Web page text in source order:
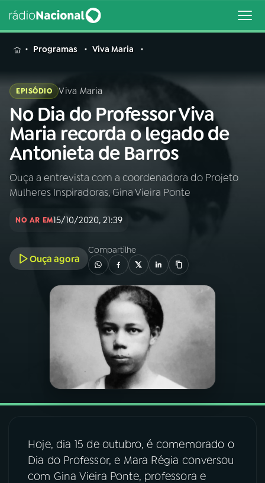
MENU
Buscar
na
Rádio
Nacional
Buscar
AO VIVO
INÍCIO
A RÁDIO
PROGRAMAÇÃO
PROGRAMAS
PODCASTS
07ÚLTIMAS
Programas Viva Maria
EPISÓDIO Viva Maria
No Dia do Professor Viva
Maria recorda o legado de
Antonieta de Barros
Ouça a entrevista com a coordenadora do Projeto
Mulheres Inspiradoras, Gina Vieira Ponte
NO AR EM15/10/2020, 21:39
Ouça agora
Compartilhe
Hoje, dia 15 de outubro, é comemorado o
Dia do Professor, e Mara Régia conversou
com Gina Vieira Ponte, professora e